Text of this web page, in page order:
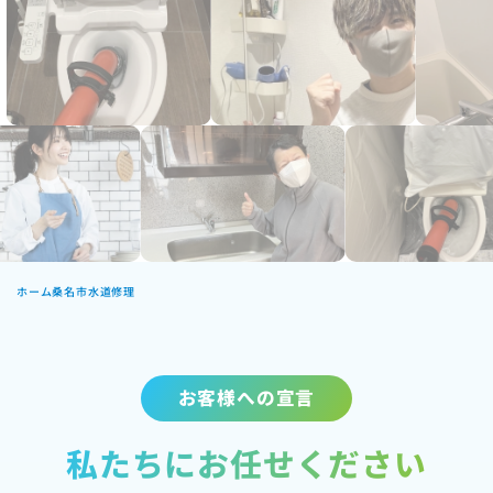
ホーム桑名市水道修理
お客様への宣言
私たちにお任せください